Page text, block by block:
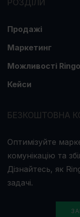
БЕЗКОШТОВНА
Оптимізуйте
комунікацію та
Дізнайтесь, як
задачі.
РОЗДІЛИ
Продажі
Маркетинг
Можливості
Кейси